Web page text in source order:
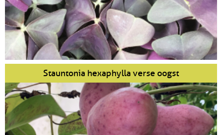
Stauntonia hexaphylla verse oogst